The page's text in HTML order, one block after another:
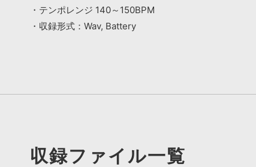
・テンポレンジ 140～150BPM
・収録形式：Wav, Battery
収録ファイル一覧